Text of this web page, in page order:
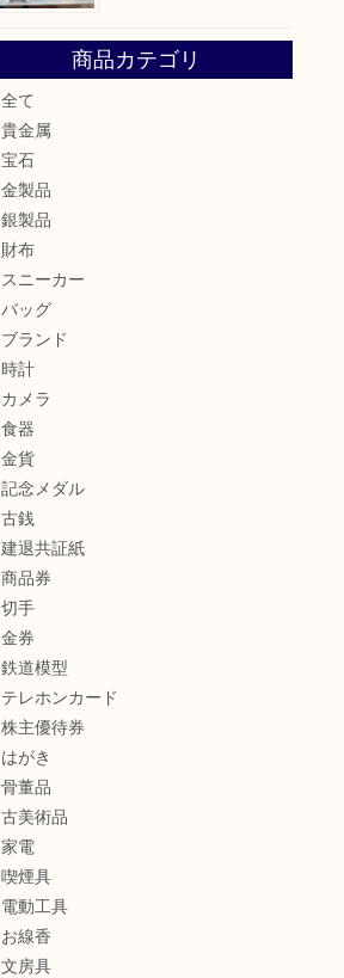
商品カテゴリ
全て
貴金属
宝石
金製品
銀製品
財布
スニーカー
バッグ
ブランド
時計
カメラ
食器
金貨
記念メダル
古銭
建退共証紙
商品券
切手
金券
鉄道模型
テレホンカード
株主優待券
はがき
骨董品
古美術品
家電
喫煙具
電動工具
お線香
文房具